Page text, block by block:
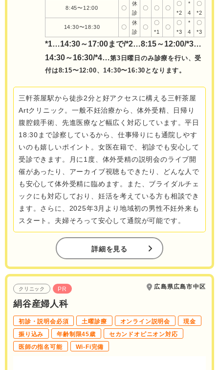
8:45〜12:00 〇
休
診
〇 〇 〇
〇
*2
*
4
〇
*2
14:30〜18:30 〇
休
診
〇
〇
*1
〇
〇
*3
*
4
〇
*3
*1…14:30～17:00まで/*2…8:15～12:00/*3…
14:30～16:30/*4…第3日曜日のみ診療を行い、受
付は8:15〜12:00、14:30〜16:30となります。
三軒茶屋駅から徒歩2分と好アクセスに構える三軒茶屋
Artクリニック。一般不妊治療から、体外受精、日帰り
腹腔鏡手術、先進医療など幅広く対応しています。平日
18:30まで診察しているから、仕事帰りにも通院しやす
いのも嬉しいポイント。女医在籍で、初診でも安心して
受診できます。月に1度、体外受精の説明会のライブ開
催があったり、アーカイブ視聴もできたり、どんな人で
も安心して体外受精に臨めます。また、ブライダルチェ
ックにも対応しており、妊活を考えている方も相談でき
ます。さらに、2025年3月より地域初の男性不妊外来も
スタート。夫婦そろって安心して通院が可能です。
詳細を見る
クリニック PR 広島県広島市中区
絹谷産婦人科
初診・説明会必須 土曜診療 オンライン説明会
現金
振り込み
年齢制限45歳
セカンドオピニオン対応
医師の指名可能
Wi-Fi完備